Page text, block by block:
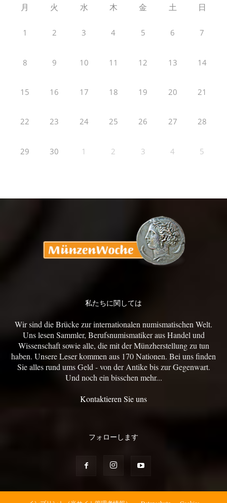
月 火 水 木 金 土 日
1 2 3 4 5 6 7
8 9 10 11 12 13 14
15 16 17 18 19 20 21
22 23 24 25 26 27 28
29 30 1 2 3 4 5
私たちに関しては
Wir sind die Brücke zur internationalen numismatischen Welt.
Uns lesen Sammler, Berufsnumismatiker aus Handel und
Wissenschaft sowie alle, die mit der Münzherstellung zu tun
haben. Unsere Leser kommen aus 170 Nationen. Bei uns finden
Sie alles rund ums Geld - von der Antike bis zur Gegenwart.
Und noch ein bisschen mehr...
Kontaktieren Sie uns
フォローします